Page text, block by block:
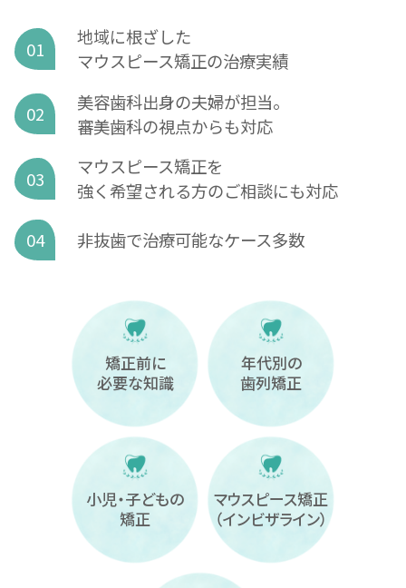
01
地域に根ざした
マウスピース矯正の治療実績
02
美容歯科出身の夫婦が担当。
審美歯科の視点からも対応
03
マウスピース矯正を
強く希望される方のご相談にも対応
04 非抜歯で治療可能なケース多数
矯正前に
必要な知識
年代別の
歯列矯正
小児・子どもの
矯正
マウスピース矯正
（インビザライン）